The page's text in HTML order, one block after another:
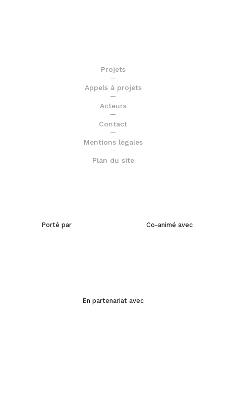
Projets
Appels à projets
Acteurs
Contact
Mentions légales
Plan du site
Porté par Co-animé avec
En partenariat avec